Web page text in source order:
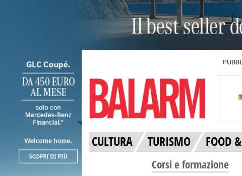
CULTURA TURISMO FOOD
Corsi e formazione